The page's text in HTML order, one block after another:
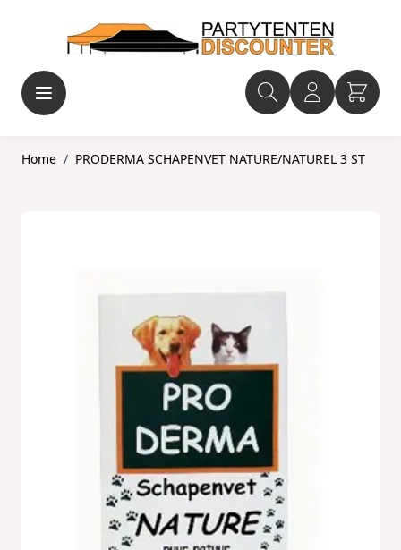
Home / PRODERMA SCHAPENVET NATURE/NATUREL 3 ST